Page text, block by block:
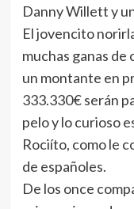
Danny Willett y
El jovencito
muchas ganas
un montante en
333.330€ serán
pelo y lo curioso
Rociíto, como le
de españoles.
De los once